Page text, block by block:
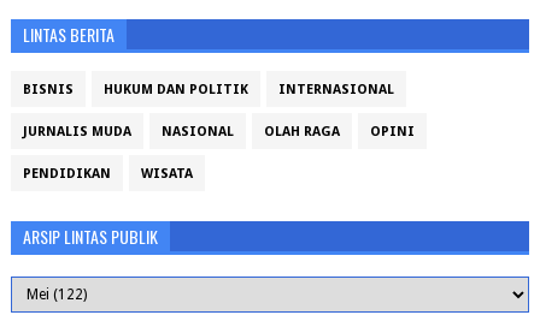
LINTAS BERITA
BISNIS HUKUM DAN POLITIK INTERNASIONAL
JURNALIS MUDA NASIONAL OLAH RAGA OPINI
PENDIDIKAN WISATA
ARSIP LINTAS PUBLIK